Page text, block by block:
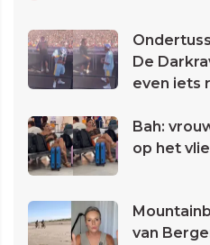
De
even iets
Bah:
op het
van